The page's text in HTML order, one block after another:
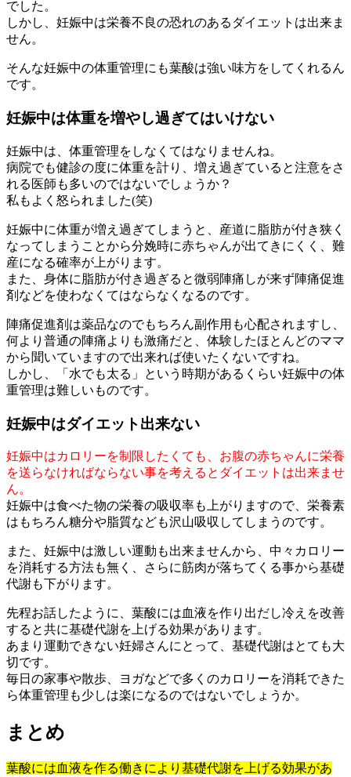
でした。
しかし、妊娠中は栄養不良の恐れのあるダイエットは出来ま
せん。
そんな妊娠中の体重管理にも葉酸は強い味方をしてくれるん
です。
妊娠中は体重を増やし過ぎてはいけない
妊娠中は、体重管理をしなくてはなりませんね。
病院でも健診の度に体重を計り、増え過ぎていると注意をさ
れる医師も多いのではないでしょうか？
私もよく怒られました(笑)
妊娠中に体重が増え過ぎてしまうと、産道に脂肪が付き狭く
なってしまうことから分娩時に赤ちゃんが出てきにくく、難
産になる確率が上がります。
また、身体に脂肪が付き過ぎると微弱陣痛しが来ず陣痛促進
剤などを使わなくてはならなくなるのです。
陣痛促進剤は薬品なのでもちろん副作用も心配されますし、
何より普通の陣痛よりも激痛だと、体験したほとんどのママ
から聞いていますので出来れば使いたくないですね。
しかし、「水でも太る」という時期があるくらい妊娠中の体
重管理は難しいものです。
妊娠中はダイエット出来ない
妊娠中はカロリーを制限したくても、お腹の赤ちゃんに栄養
を送らなければならない事を考えるとダイエットは出来ませ
ん。
妊娠中は食べた物の栄養の吸収率も上がりますので、栄養素
はもちろん糖分や脂質なども沢山吸収してしまうのです。
また、妊娠中は激しい運動も出来ませんから、中々カロリー
を消耗する方法も無く、さらに筋肉が落ちてくる事から基礎
代謝も下がります。
先程お話したように、葉酸には血液を作り出だし冷えを改善
すると共に基礎代謝を上げる効果があります。
あまり運動できない妊婦さんにとって、基礎代謝はとても大
切です。
毎日の家事や散歩、ヨガなどで多くのカロリーを消耗できた
ら体重管理も少しは楽になるのではないでしょうか。
まとめ
葉酸には血液を作る働きにより基礎代謝を上げる効果があ